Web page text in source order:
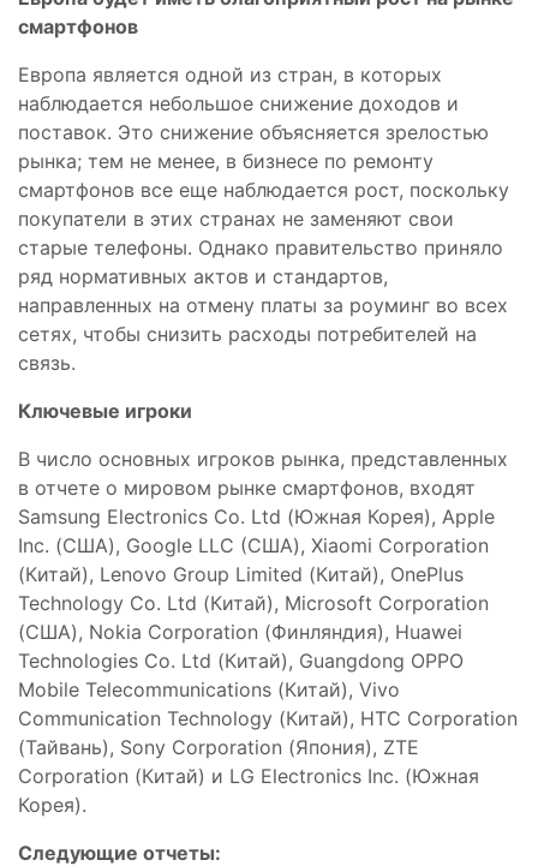
смартфонов
Европа является одной из стран, в которых
наблюдается небольшое снижение доходов и
поставок. Это снижение объясняется зрелостью
рынка; тем не менее, в бизнесе по ремонту
смартфонов все еще наблюдается рост, поскольку
покупатели в этих странах не заменяют свои
старые телефоны. Однако правительство приняло
ряд нормативных актов и стандартов,
направленных на отмену платы за роуминг во всех
сетях, чтобы снизить расходы потребителей на
связь.
Ключевые игроки
В число основных игроков рынка, представленных
в отчете о мировом рынке смартфонов, входят
Samsung Electronics Co. Ltd (Южная Корея), Apple
Inc. (США), Google LLC (США), Xiaomi Corporation
(Китай), Lenovo Group Limited (Китай), OnePlus
Technology Co. Ltd (Китай), Microsoft Corporation
(США), Nokia Corporation (Финляндия), Huawei
Technologies Co. Ltd (Китай), Guangdong OPPO
Mobile Telecommunications (Китай), Vivo
Communication Technology (Китай), HTC Corporation
(Тайвань), Sony Corporation (Япония), ZTE
Corporation (Китай) и LG Electronics Inc. (Южная
Корея).
Следующие отчеты: